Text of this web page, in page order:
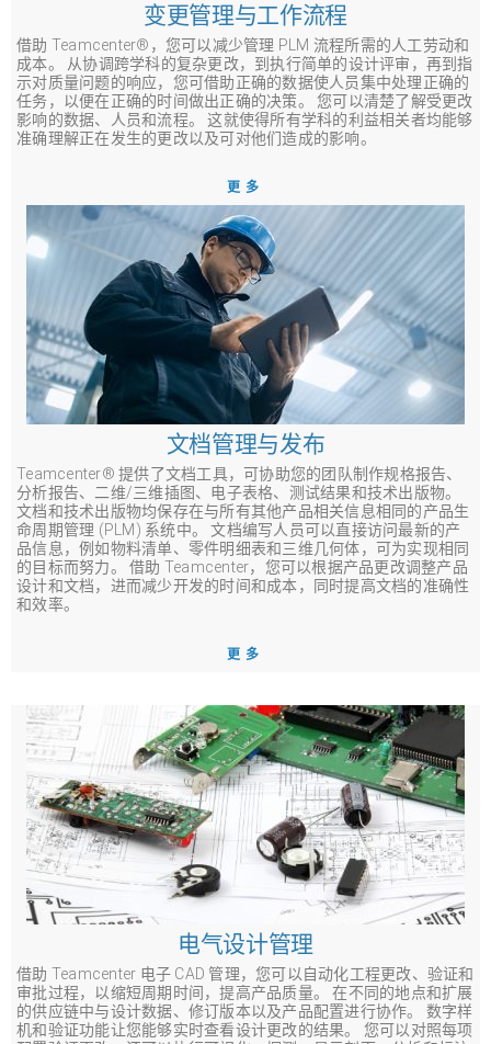
变更管理与工作流程
借助 Teamcenter®，您可以减少管理 PLM 流程所需的人工劳动和
成本。 从协调跨学科的复杂更改，到执行简单的设计评审，再到指
示对质量问题的响应，您可借助正确的数据使人员集中处理正确的
任务，以便在正确的时间做出正确的决策。 您可以清楚了解受更改
影响的数据、人员和流程。 这就使得所有学科的利益相关者均能够
准确理解正在发生的更改以及可对他们造成的影响。
更多
文档管理与发布
Teamcenter® 提供了文档工具，可协助您的团队制作规格报告、
分析报告、二维/三维插图、电子表格、测试结果和技术出版物。
文档和技术出版物均保存在与所有其他产品相关信息相同的产品生
命周期管理 (PLM) 系统中。 文档编写人员可以直接访问最新的产
品信息，例如物料清单、零件明细表和三维几何体，可为实现相同
的目标而努力。 借助 Teamcenter，您可以根据产品更改调整产品
设计和文档，进而减少开发的时间和成本，同时提高文档的准确性
和效率。
更多
电气设计管理
借助 Teamcenter 电子 CAD 管理，您可以自动化工程更改、验证和
审批过程，以缩短周期时间，提高产品质量。 在不同的地点和扩展
的供应链中与设计数据、修订版本以及产品配置进行协作。 数字样
机和验证功能让您能够实时查看设计更改的结果。 您可以对照每项